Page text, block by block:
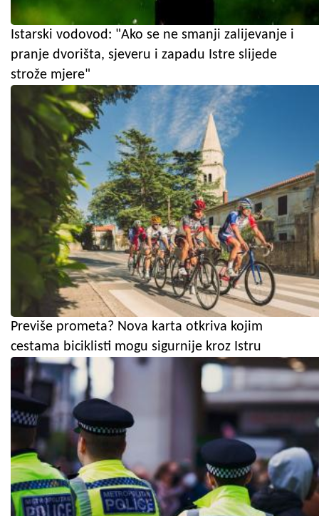
Istarski vodovod: "Ako se ne smanji zalijevanje i
pranje dvorišta, sjeveru i zapadu Istre slijede
strože mjere"
Previše prometa? Nova karta otkriva kojim
cestama biciklisti mogu sigurnije kroz Istru